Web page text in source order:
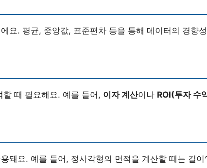
요. 평균, 중앙값, 표준편차 등을 통해 데이터의 경향
때 필요해요. 예를 들어, 이자 계산이나 ROI(투자 수
돼요. 예를 들어, 정사각형의 면적을 계산할 때는 길이